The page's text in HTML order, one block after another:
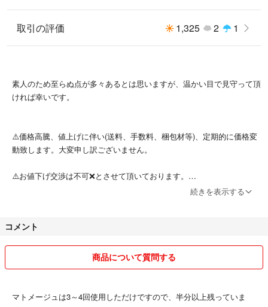
数回使用しております。
ご理解のうえ、ご購入下さい。
＊即購入可能！
＊綿棒はオマケ！
#コスメ
#メイク道具
#ケアグッズ
#シャープナー
#ペンシルシャープナー
#スクリューブラシ
#涙袋
#整髪料
取引の評価 1,325 2 1
素人のため至らぬ点が多々あるとは思いますが、温かい目で見守って頂
ければ幸いです。
⚠️価格高騰、値上げに伴い(送料、手数料、梱包材等)、定期的に価格変
動致します。大変申し訳ございません。
⚠️お値下げ交渉は不可❌とさせて頂いております。
ご希望の方はご購入の前に、コメントにてご連絡下さい‼️購入後のご対
⚠️迅速な発送を心掛けておますが、天候(降雪・積雪・台風等)、都合(通
きます。
続きを表示する
コメント
商品について質問する
マトメージュは3～4回使用しただけですので、半分以上残っていま